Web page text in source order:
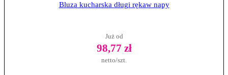
Bluza kucharska długi rękaw napy
Już od
98,77 zł
netto/szt.